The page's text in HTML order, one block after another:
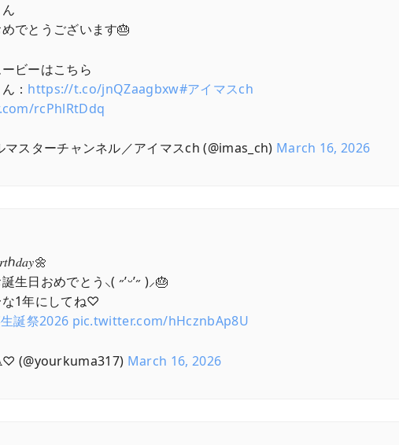
でとうございます🎂
ビーはこちら
： https://t.co/jnQZaagbxw#アイマスch
rcPhlRtDdq
スターチャンネル／アイマスch (@imas_ch) March 16, 2026
生日おめでとう⸜( ˶’ᵕ’˶ )⸝🎂
な1年にしてね♡
誕祭2026 pic.twitter.com/hHcznbAp8U
(@yourkuma317) March 16, 2026